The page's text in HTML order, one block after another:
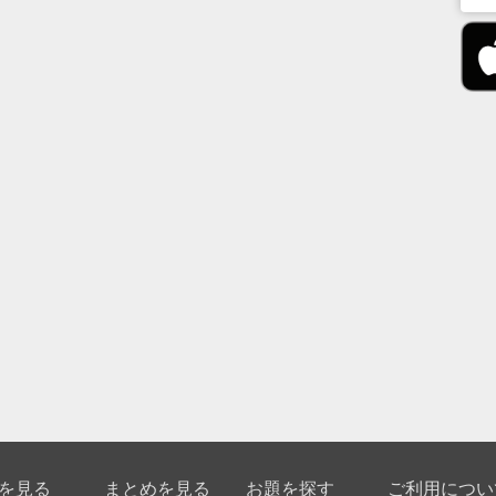
見る まとめを見る お題を探す ご利用につ